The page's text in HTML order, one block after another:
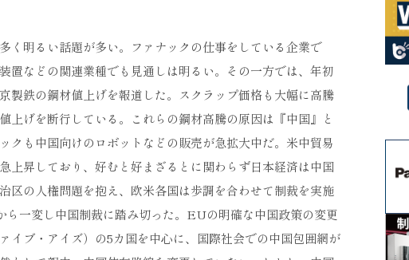
明るい話題が多い。ファナックの仕事をしている企業で
置などの関連業種でも見通しは明るい。その一方では、年初
製鉄の鋼材値上げを報道した。スクラップ価格も大幅に高騰
げを断行している。これらの鋼材高騰の原因は『中国』と
クも中国向けのロボットなどの販売が急拡大中だ。米中貿易
上昇しており、好むと好まざるとに関わらず日本経済は中国
区の人権問題を抱え、欧米各国は歩調を合わせて制裁を実施
一変し中国制裁に踏み切った。EUの明確な中国政策の変更
イブ・アイズ）の5カ国を中心に、国際社会での中国包囲網が